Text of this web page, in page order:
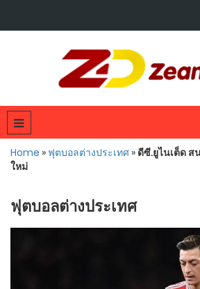
Home » ฟุตบอลต่างประเทศ » ดีซี.ยูไนเต็ด ส
ใหม่
ฟุตบอลต่างประเทศ